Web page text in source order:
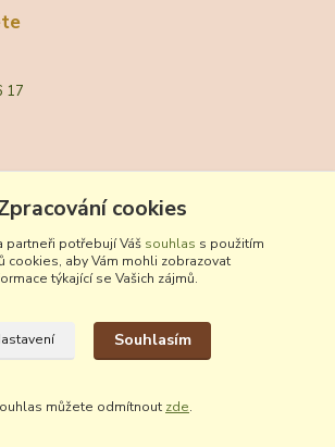
17
cookies
partneři potřebují Váš souhlas s použitím
cookies, aby Vám mohli zobrazovat
týkající se Vašich zájmů.
Souhlasím
můžete odmítnout zde.